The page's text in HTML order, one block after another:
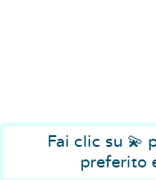
Fai clic su 💫
preferito